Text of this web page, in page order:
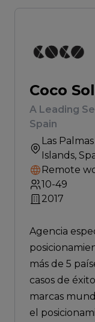
Coco
A Leading
Spain
Las
Islands,
Remote
10-49
2017
Agencia
más de 5
casos de
marcas
el